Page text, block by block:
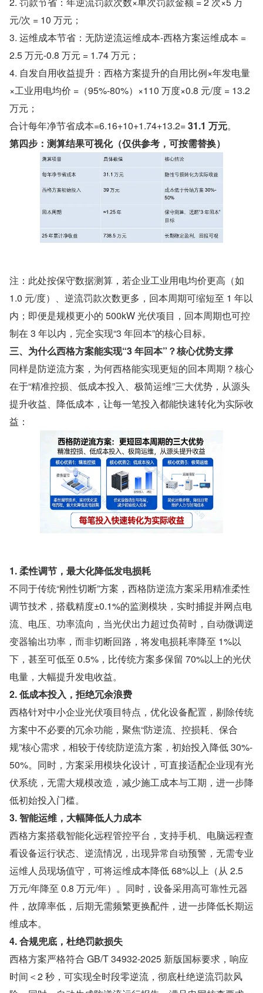
元/次 = 10 万元；
3. 运维成本节省：无防逆流运维成本-西格方案运维成本 =
2.5 万元-0.8 万元 = 1.74 万元；
4. 自发自用收益提升：西格方案提升的自用比例×年发电量
×工业用电均价 =（95%-80%）×110 万度×0.8 元/度 = 13.2
万元；
合计每年净节省成本=6.16+10+1.74+13.2= 31.1 万元。
第四步：测算结果可视化（仅供参考，可按需替换）
注：此处按保守数据测算，若企业工业用电均价更高（如
1.0 元/度）、逆流罚款次数更多，回本周期可缩短至 1 年以
内；即便是规模更小的 500kW 光伏项目，回本周期也可控
制在 3 年以内，完全实现“3 年回本”的核心目标。
三、为什么西格方案能实现“3 年回本”？核心优势支撑
同样是防逆流方案，为何西格能实现更短的回本周期？核心
在于“精准控损、低成本投入、极简运维”三大优势，从源头
提升收益、降低成本，让每一笔投入都能快速转化为实际收
益：
1. 柔性调节，最大化降低发电损耗
不同于传统“刚性切断”方案，西格防逆流方案采用精准柔性
调节技术，搭载精度±0.1%的监测模块，实时捕捉并网点电
流、电压、功率流向，当光伏出力超过负荷时，自动微调逆
变器输出功率，而非切断回路，将发电损耗率降至 1%以
下，甚至可低至 0.5%，比传统方案多保留 70%以上的光伏
电量，大幅提升发电收益。
2. 低成本投入，拒绝冗余浪费
西格针对中小企业光伏项目特点，优化设备配置，剔除传统
方案中不必要的冗余功能，聚焦“防逆流、控损耗、保合
规”核心需求，相较于传统防逆流方案，初始投入降低 30%-
50%。同时，方案采用模块化设计，可直接适配企业现有光
伏系统，无需大规模改造，减少施工成本与工期，进一步降
低初始投入门槛。
3. 智能运维，大幅降低人力成本
西格方案搭载智能化远程管控平台，支持手机、电脑远程查
看设备运行状态、逆流情况，出现异常自动预警，无需专业
运维人员现场值守，可将运维成本降低 68%以上（从 2.5
万元/年降至 0.8 万元/年）。同时，设备采用高可靠性元器
件，故障率低，后期无需频繁更换配件，进一步降低长期运
维成本。
4. 合规兜底，杜绝罚款损失
西格方案严格符合 GB/T 34932-2025 新版国标要求，响应
时间＜2 秒，可实现全时段零逆流，彻底杜绝逆流罚款风